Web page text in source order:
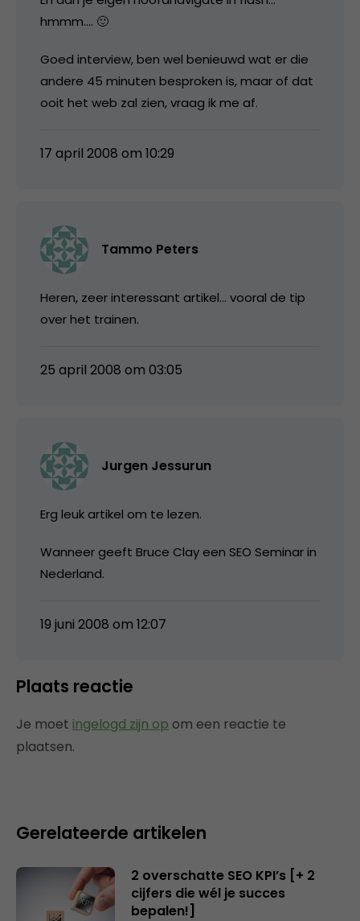
hmmm…. 🙂
Goed interview, ben wel benieuwd wat er die
andere 45 minuten besproken is, maar of dat
ooit het web zal zien, vraag ik me af.
17 april 2008 om 10:29
Tammo Peters
Heren, zeer interessant artikel… vooral de tip
over het trainen.
25 april 2008 om 03:05
Jurgen Jessurun
Erg leuk artikel om te lezen.
Wanneer geeft Bruce Clay een SEO Seminar in
Nederland.
19 juni 2008 om 12:07
Plaats reactie
Je moet ingelogd zijn op om een reactie te
plaatsen.
Gerelateerde artikelen
2 overschatte SEO KPI’s [+ 2
cijfers die wél je succes
bepalen!]